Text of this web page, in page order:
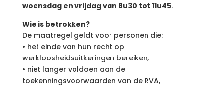
woensdag en vrijdag van 8u30 tot 11u45.
Wie is betrokken?
De maatregel geldt voor personen die:
• het einde van hun recht op
werkloosheidsuitkeringen bereiken,
• niet langer voldoen aan de
toekenningsvoorwaarden van de RVA,